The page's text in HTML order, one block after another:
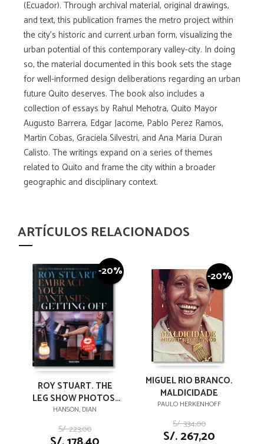
(Ecuador). Through archival material, original drawings,
and text, this publication frames the metro project within
the city's historic and current urban form, visualizing the
urban potential of this contemporary valley-city. In doing
so, the material documented in this book sets the stage
for well-informed design deliberations regarding an urban
future Quito deserves. The book also includes a
collection of essays by Rahul Mehotra, Quito Mayor
Augusto Barrera, Edgar Jacome, Pablo Perez Ramos,
Martin Cobas, Graciela Silvestri, and Ana Maria Duran
Calisto. The writings expand on a series of themes
related to Quito and frame the city within a broader
geographic and disciplinary context.
ARTÍCULOS RELACIONADOS
-20%
ROY STUART. THE
LEG SHOW PHOTOS:
EMBRACE YOUR
FANTASIES, GETTING
OFF
HANSON, DIAN
S/. 223,00
-20%
MIGUEL RIO BRANCO.
MALDICIDADE
PAULO HERKENHOFF
S/. 334,00
S/. 267,20